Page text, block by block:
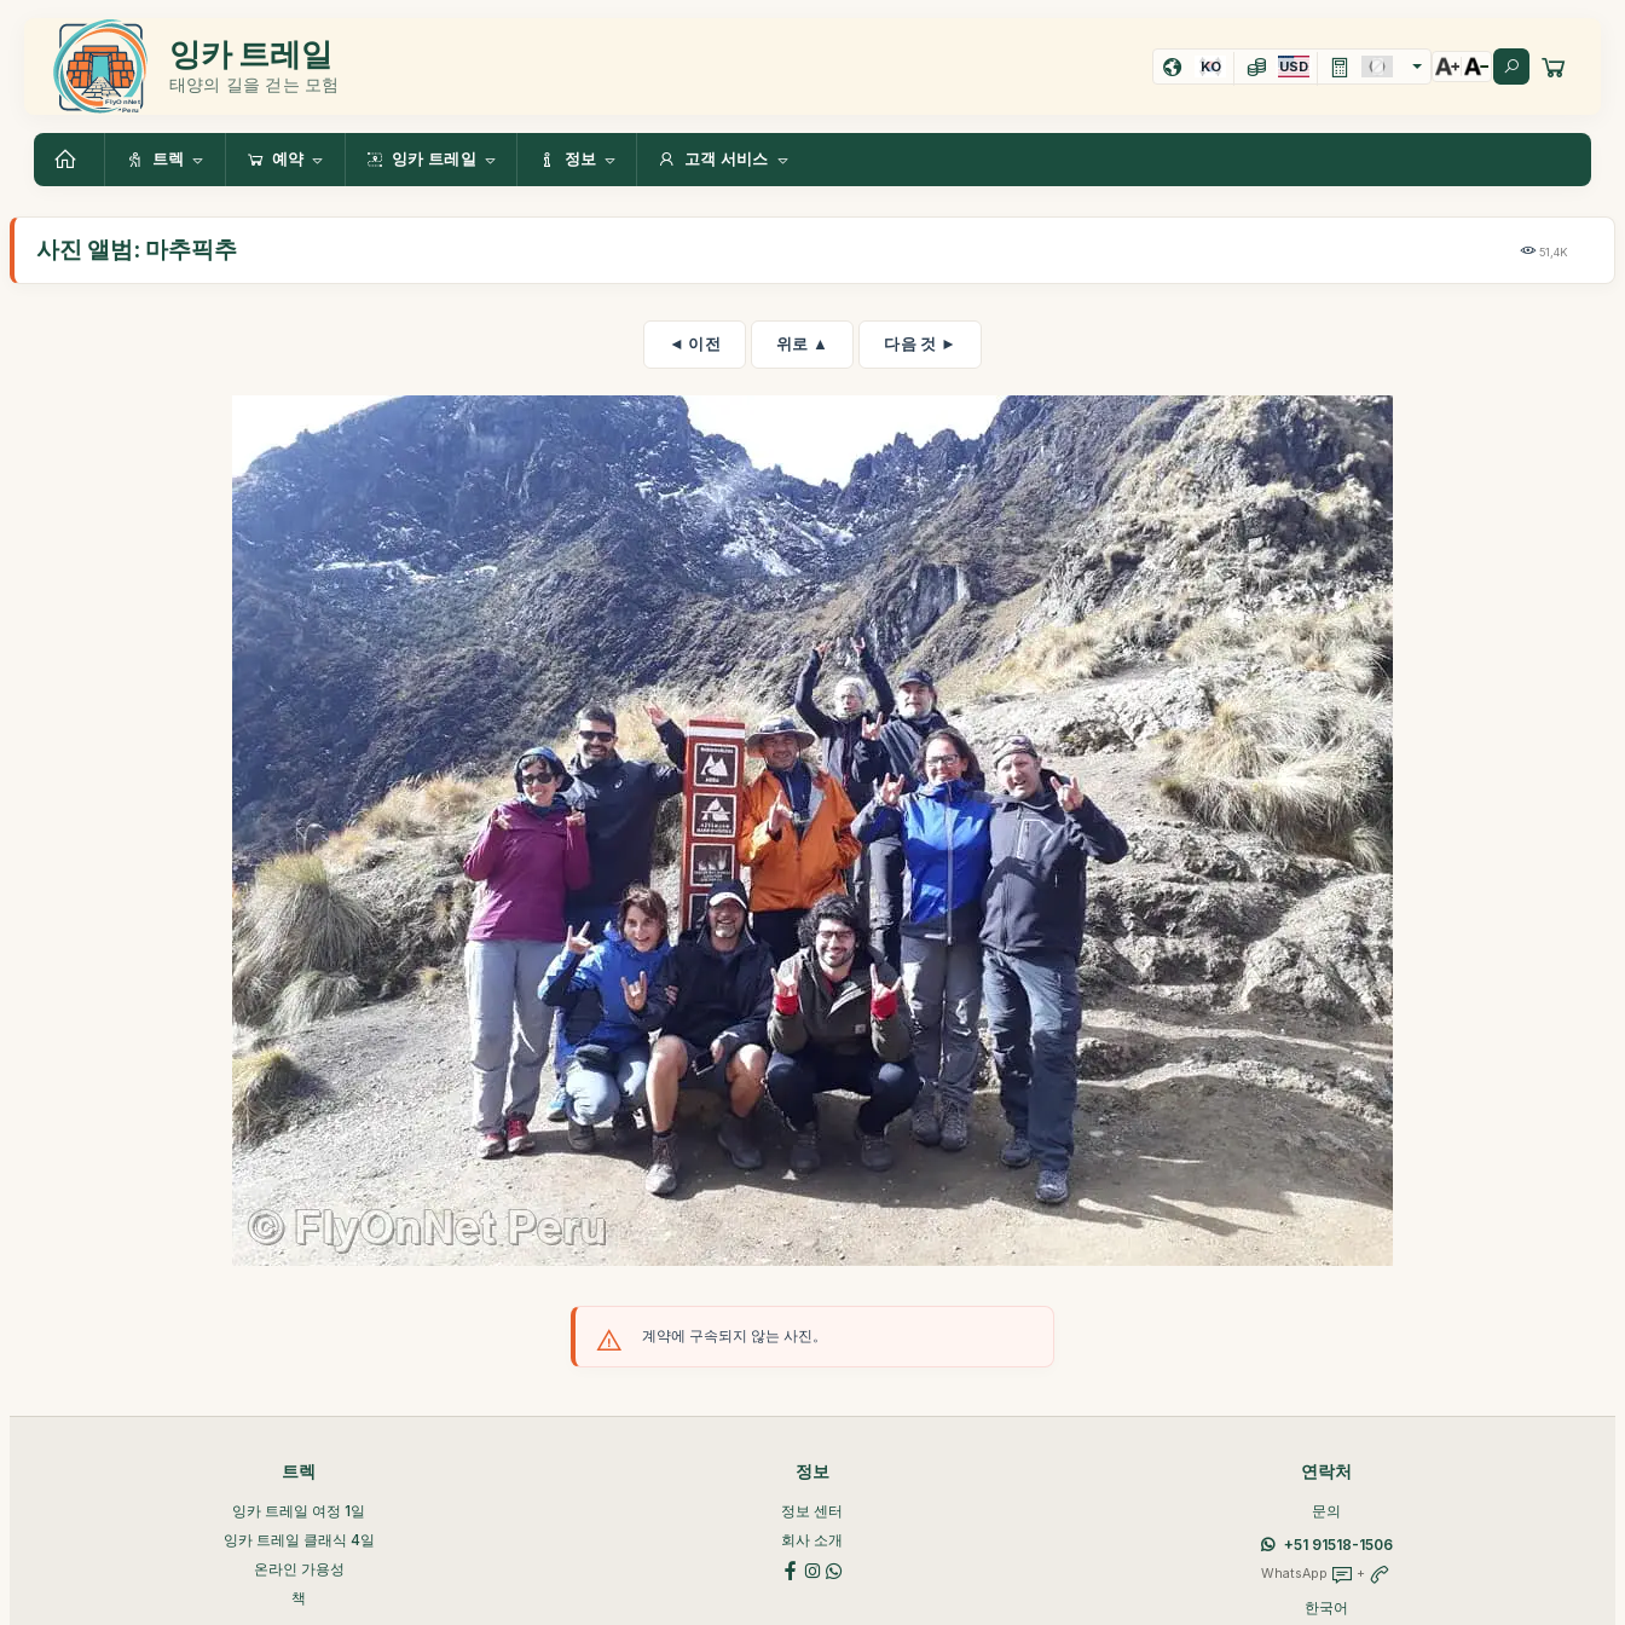
잉카 트레일
태양의 길을 걷는 모험
KO USD
트렉 예약 잉카 트레일 정보 고객 서비스
사진 앨범: 마추픽추 51,4K
◄ 이전 위로 ▲ 다음 것 ►
계약에 구속되지 않는 사진。
트렉
잉카 트레일 여정 1일
잉카 트레일 클래식 4일
온라인 가용성
책
정보
정보 센터
회사 소개
연락처
문의
+51 91518-1506
WhatsApp +
한국어